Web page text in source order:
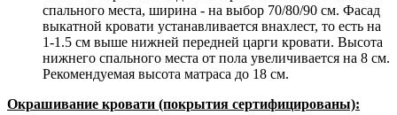
спального места, ширина - на выбор 70/80/90 см. Фасад
выкатной кровати устанавливается внахлест, то есть на
1-1.5 см выше нижней передней царги кровати. Высота
нижнего спального места от пола увеличивается на 8 см.
Рекомендуемая высота матраса до 18 см.
Окрашивание кровати (покрытия сертифицированы):